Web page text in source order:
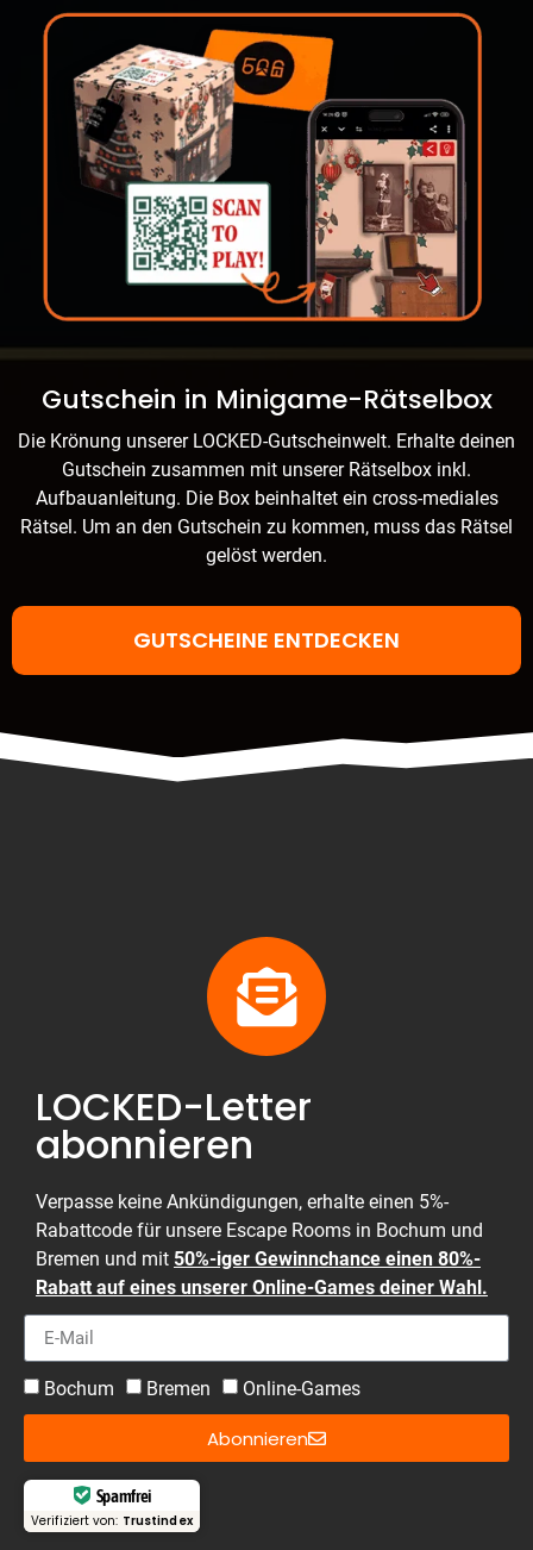
Gutschein in Minigame-Rätselbox
Die Krönung unserer LOCKED-Gutscheinwelt. Erhalte deinen
Gutschein zusammen mit unserer Rätselbox inkl.
Aufbauanleitung. Die Box beinhaltet ein cross-mediales
Rätsel. Um an den Gutschein zu kommen, muss das Rätsel
gelöst werden.
GUTSCHEINE ENTDECKEN
LOCKED-Letter
abonnieren
Verpasse keine Ankündigungen, erhalte einen 5%-
Rabattcode für unsere Escape Rooms in Bochum und
Bremen und mit 50%-iger Gewinnchance einen 80%-
Rabatt auf eines unserer Online-Games deiner Wahl.
Bochum Bremen Online-Games
Abonnieren
Spamfrei
Verifiziert von: Trustindex